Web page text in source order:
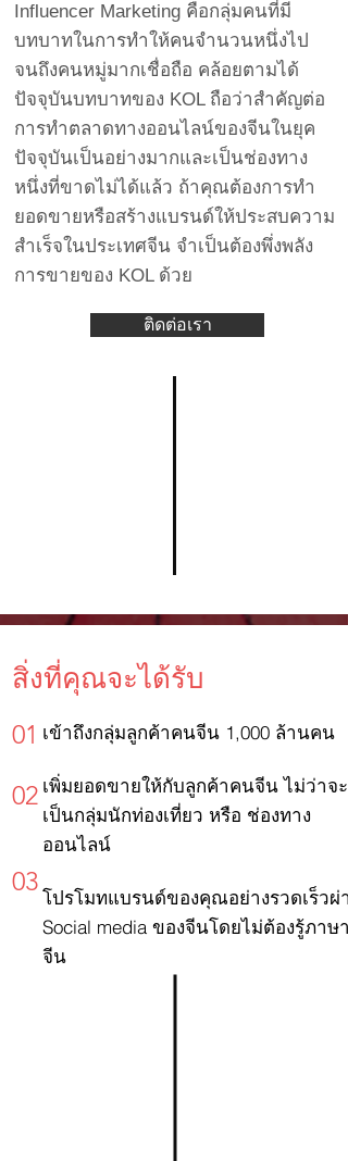
Influencer Marketing คือกลุ่มคนที่มี
บทบาทในการทำให้คนจำนวนหนึ่งไป
จนถึงคนหมู่มากเชื่อถือ คล้อยตามได้
ปัจจุบันบทบาทของ KOL ถือว่าสำคัญต่อ
การทำตลาดทางออนไลน์ของจีนในยุค
ปัจจุบันเป็นอย่างมากและเป็นช่องทาง
หนึ่งที่ขาดไม่ได้แล้ว ถ้าคุณต้องการทำ
ยอดขายหรือสร้างแบรนด์ให้ประสบความ
สำเร็จในประเทศจีน จำเป็นต้องพึ่งพลัง
การขายของ KOL ด้วย
ติดต่อเรา
สิ่งที่คุณจะได้รับ
เข้าถึงกลุ่มลูกค้าคนจีน 1,000 ล้านคน
เพิ่มยอดขายให้กับลูกค้าคนจีน ไม่ว่าจะ
เป็นกลุ่มนักท่องเที่ยว หรือ ช่องทาง
ออนไลน์
โปรโมทแบรนด์ของคุณอย่างรวดเร็วผ่า
Social media ของจีนโดยไม่ต้องรู้ภาษา
จีน
01
02
03